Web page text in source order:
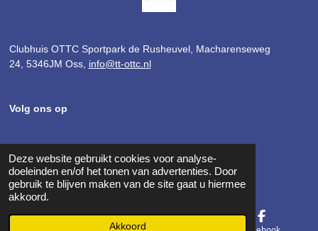
Deze website gebruikt cookies voor analyse-
doeleinden en/of het tonen van advertenties. Door
gebruik te blijven maken van de site gaat u hiermee
akkoord.
Akkoord
Clubhuis OTTC Sportpark de Rusheuvel, Macharenseweg
24, 5346JM Oss, info@tt-ottc.nl
Volg ons op
F
a
c
e
b
I
n
s
a